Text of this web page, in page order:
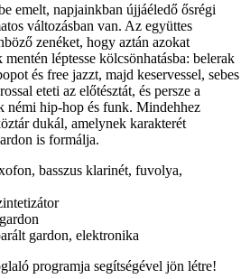
emelt, napjainkban újjáéledő ősrégi
változásban van. Az együttes
zenéket, hogy aztán azokat
léptesse kölcsönhatásba: belerak
és free jazzt, majd keservessel, sebes
eteti az előtésztát, és persze a
némi hip-hop és funk. Mindehhez
dukál, amelynek karakterét
is formálja.
basszus klarinét, fuvolya,
gardon, elektronika
programja segítségével jön létre!